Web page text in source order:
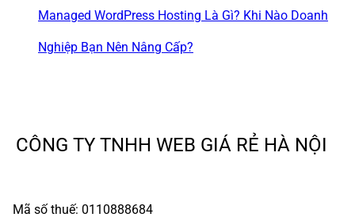
Managed WordPress Hosting Là Gì? Khi Nào Doanh
Nghiệp Bạn Nên Nâng Cấp?
CÔNG TY TNHH WEB GIÁ RẺ HÀ NỘI
Mã số thuế: 0110888684